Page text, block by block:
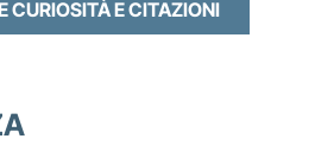
CURIOSITÀ E CITAZIONI